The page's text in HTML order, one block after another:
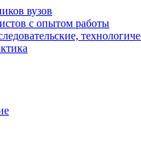
вузов
с опытом работы